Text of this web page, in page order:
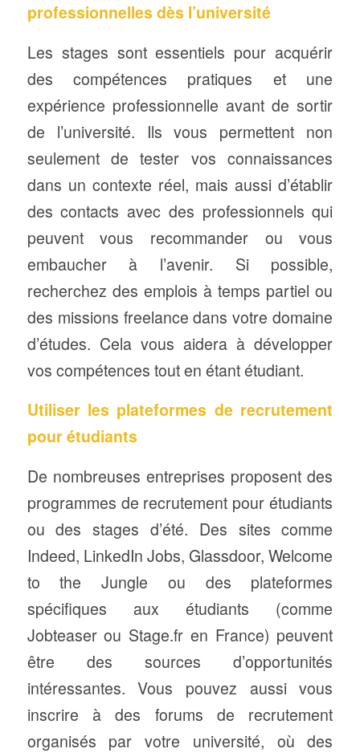
professionnelles dès l’université
Les stages sont essentiels pour acquérir
des compétences pratiques et une
expérience professionnelle avant de sortir
de l’université. Ils vous permettent non
seulement de tester vos connaissances
dans un contexte réel, mais aussi d’établir
des contacts avec des professionnels qui
peuvent vous recommander ou vous
embaucher à l’avenir. Si possible,
recherchez des emplois à temps partiel ou
des missions freelance dans votre domaine
d’études. Cela vous aidera à développer
vos compétences tout en étant étudiant.
Utiliser les plateformes de recrutement
pour étudiants
De nombreuses entreprises proposent des
programmes de recrutement pour étudiants
ou des stages d’été. Des sites comme
Indeed, LinkedIn Jobs, Glassdoor, Welcome
to the Jungle ou des plateformes
spécifiques aux étudiants (comme
Jobteaser ou Stage.fr en France) peuvent
être des sources d’opportunités
intéressantes. Vous pouvez aussi vous
inscrire à des forums de recrutement
organisés par votre université, où des